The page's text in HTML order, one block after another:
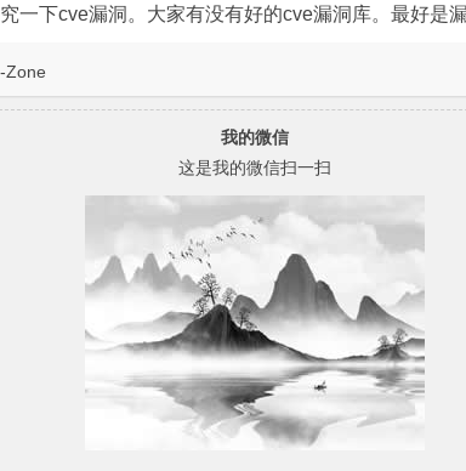
Zone
一下cve漏洞。大家有没有好的cve漏洞库。最好是
我的微信
这是我的微信扫一扫